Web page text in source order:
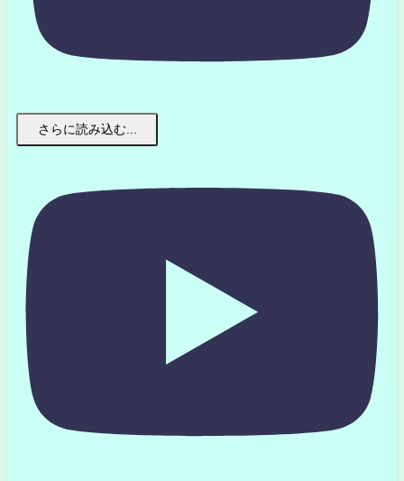
さらに読み込む...